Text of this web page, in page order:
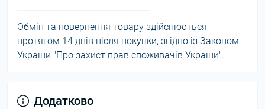
Обмін та повернення товару здійснюється
протягом 14 днів після покупки, згідно із Законом
України "Про захист прав споживачів України".
Додатково